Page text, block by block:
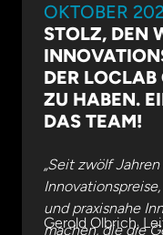
OKTOBER
STOLZ, DEN
DER
ZU HABEN.
DAS TEAM!
„Seit zwölf
und praxisnahe
machen, die die
Gerold Olbrich,